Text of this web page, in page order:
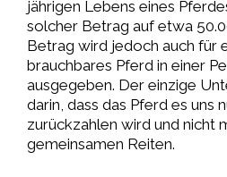
jährigen Lebens eines
solcher Betrag auf etwa
Betrag wird jedoch auch für
brauchbares Pferd in einer
ausgegeben. Der einzige
darin, dass das Pferd es uns
zurückzahlen wird und nicht
gemeinsamen Reiten.